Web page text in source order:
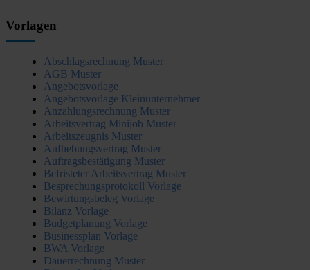
Vorlagen
Abschlagsrechnung Muster
AGB Muster
Angebotsvorlage
Angebotsvorlage Kleinunternehmer
Anzahlungsrechnung Muster
Arbeitsvertrag Minijob Muster
Arbeitszeugnis Muster
Aufhebungsvertrag Muster
Auftragsbestätigung Muster
Befristeter Arbeitsvertrag Muster
Besprechungsprotokoll Vorlage
Bewirtungsbeleg Vorlage
Bilanz Vorlage
Budgetplanung Vorlage
Businessplan Vorlage
BWA Vorlage
Dauerrechnung Muster